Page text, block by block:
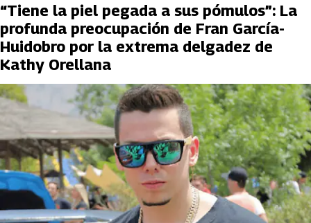
“Tiene la piel pegada a sus pómulos”: La
profunda preocupación de Fran García-
Huidobro por la extrema delgadez de
Kathy Orellana